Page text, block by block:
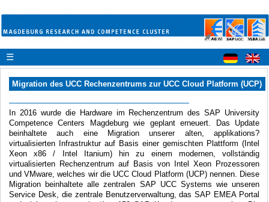
☰
Migration des UCC Rechenzentrums zur UCC Cloud Platform (UCP)
In 2016 wurde die Hardware im Rechenzentrum des SAP University
Competence Centers Magdeburg wie geplant erneuert. Das Update
beinhaltete auch eine Migration unserer alten, applikations?
virtualisierten Infrastruktur auf Basis einer gemischten Plattform (Intel
Xeon x86 / Intel Itanium) hin zu einem modernen, vollständig
virtualisierten Rechenzentrum auf Basis von Intel Xeon Prozessoren
und VMware, welches wir die UCC Cloud Platform (UCP) nennen. Diese
Migration beinhaltete alle zentralen SAP UCC Systems wie unseren
Service Desk, die zentrale Benutzerverwaltung, das SAP EMEA Portal